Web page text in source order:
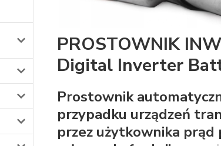
PROSTOWNIK
Digital Inverter
Prostownik
przypadku urządzeń
przez użytkownika prąd